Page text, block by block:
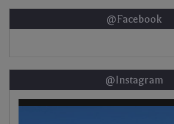
@Facebook
@Instagram